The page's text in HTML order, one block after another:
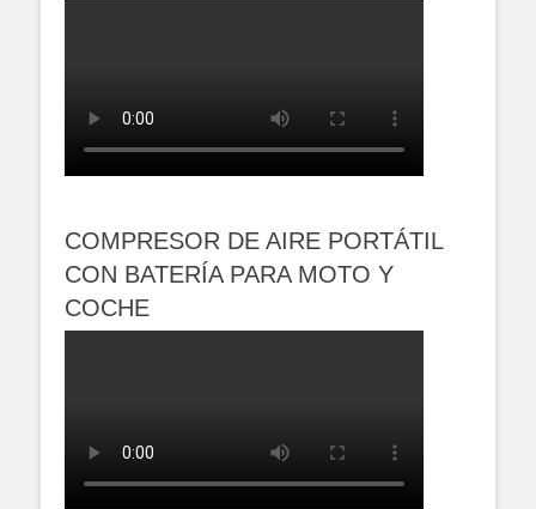
COMPRESOR DE AIRE PORTÁTIL
CON BATERÍA PARA MOTO Y
COCHE